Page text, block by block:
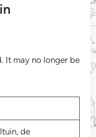
It may no longer be
de